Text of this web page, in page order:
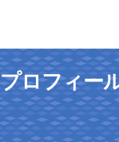
ロフィー